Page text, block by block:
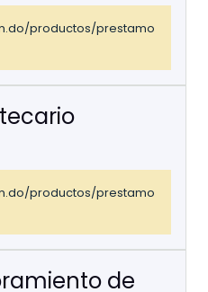
productos/prestamo
productos/prestamo
de